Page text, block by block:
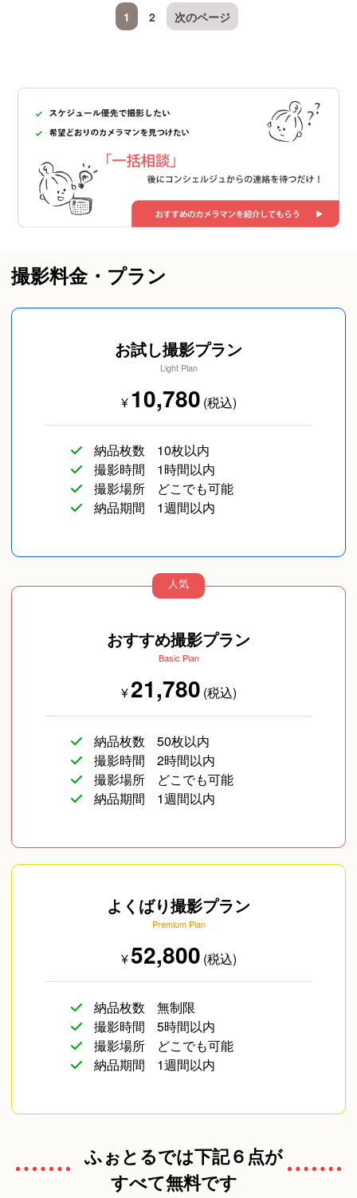
1 2 次のページ
撮影料金・プラン
お試し撮影プラン
Light Plan
¥10,780 (税込)
納品枚数
10枚以内
撮影時間
1時間以内
撮影場所
どこでも可能
納品期間
1週間以内
人気
おすすめ撮影プラン
Basic Plan
¥21,780 (税込)
納品枚数
50枚以内
撮影時間
2時間以内
撮影場所
どこでも可能
納品期間
1週間以内
よくばり撮影プラン
Premium Plan
¥52,800 (税込)
納品枚数
無制限
撮影時間
5時間以内
撮影場所
どこでも可能
納品期間
1週間以内
ふぉとるでは下記６点が
すべて無料です